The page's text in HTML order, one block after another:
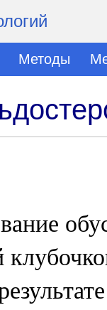
Методы